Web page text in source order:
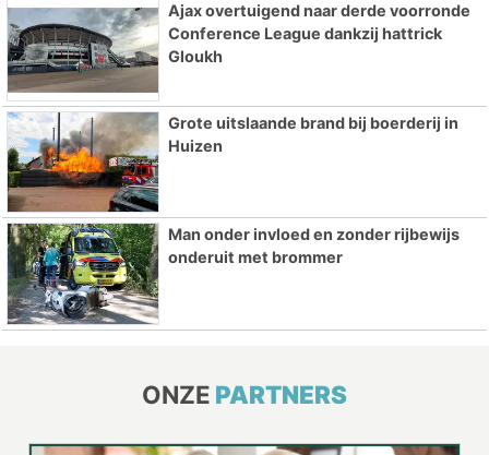
Ajax overtuigend naar derde voorronde
Conference League dankzij hattrick
Gloukh
Grote uitslaande brand bij boerderij in
Huizen
Man onder invloed en zonder rijbewijs
onderuit met brommer
ONZE PARTNERS